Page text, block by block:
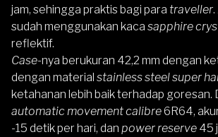
jam, sehingga praktis bagi para traveller
sudah menggunakan kaca sapphire
reflektif.
Case-nya berukuran 42,2 mm dengan
dengan material stainless steel super
ketahanan lebih baik terhadap goresan.
automatic movement calibre6R64,
-15 detik per hari, dan power reserve 45